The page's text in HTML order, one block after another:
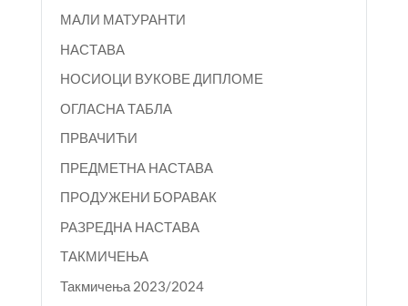
МАЛИ МАТУРАНТИ
НАСТАВА
НОСИОЦИ ВУКОВЕ ДИПЛОМЕ
ОГЛАСНА ТАБЛА
ПРВАЧИЋИ
ПРЕДМЕТНА НАСТАВА
ПРОДУЖЕНИ БОРАВАК
РАЗРЕДНА НАСТАВА
ТАКМИЧЕЊА
Такмичења 2023/2024